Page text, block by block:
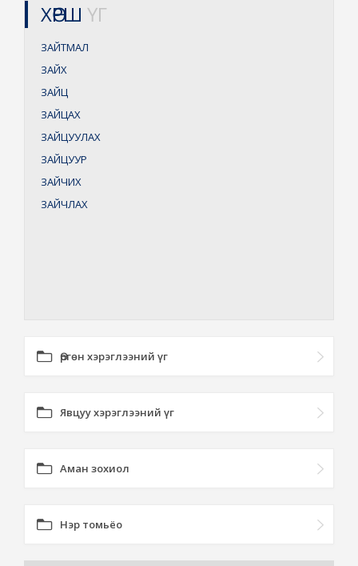
ХӨРШ ҮГ
ЗАЙТМАЛ
ЗАЙХ
ЗАЙЦ
ЗАЙЦАХ
ЗАЙЦУУЛАХ
ЗАЙЦУУР
ЗАЙЧИХ
ЗАЙЧЛАХ
Өргөн хэрэглээний үг
Явцуу хэрэглээний үг
Аман зохиол
Нэр томьёо